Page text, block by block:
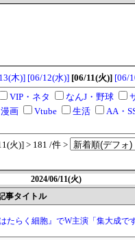
木)] [06/12(水)] [06/11(火)] [06/
VIP・ネタ なんJ・野球
画 Vtube 生活 AA・
火)] > 181 /件 >
2024/06/11(火)
事タイトル
たらく細胞』でW主演「集大成で